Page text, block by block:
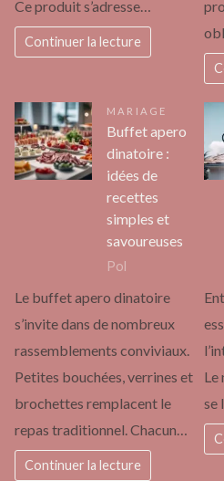
Ce produit s’adresse…
Continuer la lecture
MARIAGE
Buffet apero
dinatoire :
idées de
recettes
simples et
savoureuses
Pol
Le buffet apero dinatoire
s’invite dans de nombreux
rassemblements conviviaux.
Petites bouchées, verrines et
brochettes remplacent le
repas traditionnel. Chacun…
Continuer la lecture
Le
se